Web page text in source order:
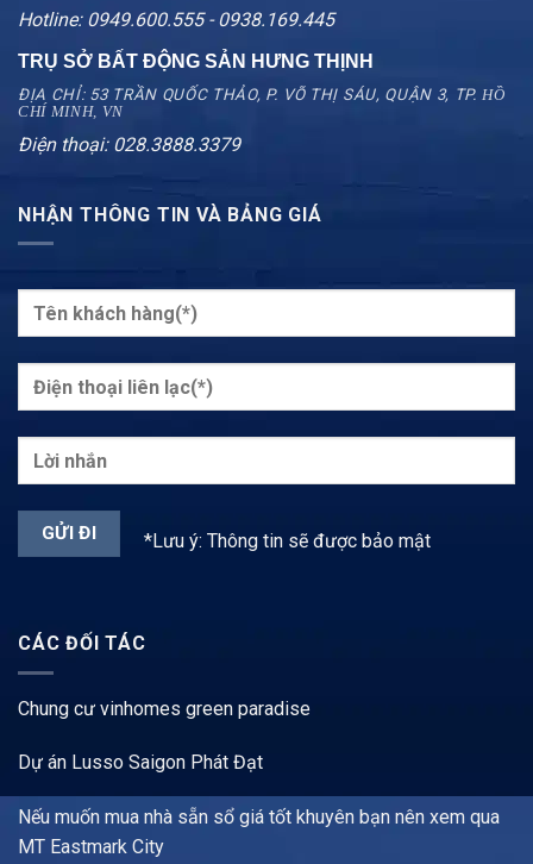
Hotline: 0949.600.555 - 0938.169.445
TRỤ SỞ BẤT ĐỘNG SẢN HƯNG THỊNH
ĐỊA CHỈ: 53 TRẦN QUỐC THẢO, P. VÕ THỊ SÁU, QUẬN 3, TP. HỒ
CHÍ MINH, VN
Điện thoại: 028.3888.3379
NHẬN THÔNG TIN VÀ BẢNG GIÁ
*Lưu ý: Thông tin sẽ được bảo mật
CÁC ĐỐI TÁC
Chung cư vinhomes green paradise
Dự án Lusso Saigon Phát Đạt
Nếu muốn mua nhà sẵn sổ giá tốt khuyên bạn nên xem qua
MT Eastmark City